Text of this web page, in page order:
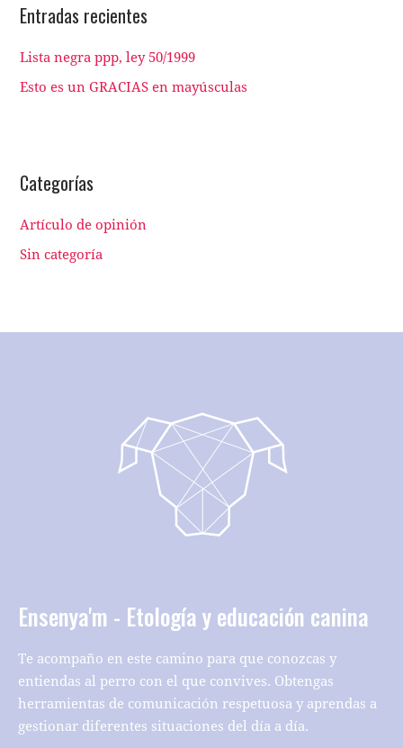
Entradas recientes
Lista negra ppp, ley 50/1999
Esto es un GRACIAS en mayúsculas
Categorías
Artículo de opinión
Sin categoría
Ensenya'm - Etología y educación canina
Te acompaño en este camino para que conozcas y
entiendas al perro con el que convives. Obtengas
herramientas de comunicación respetuosa y aprendas a
gestionar diferentes situaciones del día a día.